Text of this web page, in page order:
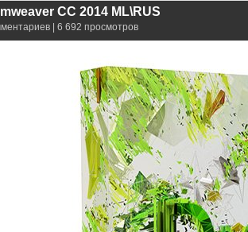
CC 2014 ML\RUS
| 6 692 просмотров